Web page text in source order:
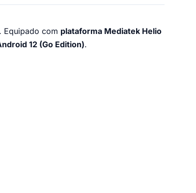
. Equipado com plataforma Mediatek Helio
12 (Go Edition).